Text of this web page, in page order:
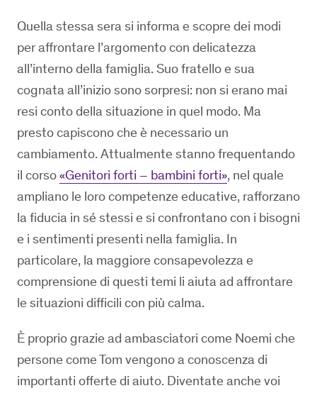
Quella stessa sera si informa e scopre dei modi
per affrontare l’argomento con delicatezza
all’interno della famiglia. Suo fratello e sua
cognata all’inizio sono sorpresi: non si erano mai
resi conto della situazione in quel modo. Ma
presto capiscono che è necessario un
cambiamento. Attualmente stanno frequentando
il corso«Genitori forti – bambini forti», nel quale
ampliano le loro competenze educative, rafforzano
la fiducia in sé stessi e si confrontano con i bisogni
e i sentimenti presenti nella famiglia. In
particolare, la maggiore consapevolezza e
comprensione di questi temi li aiuta ad affrontare
le situazioni difficili con più calma.
È proprio grazie ad ambasciatori come Noemi che
persone come Tom vengono a conoscenza di
importanti offerte di aiuto. Diventate anche voi